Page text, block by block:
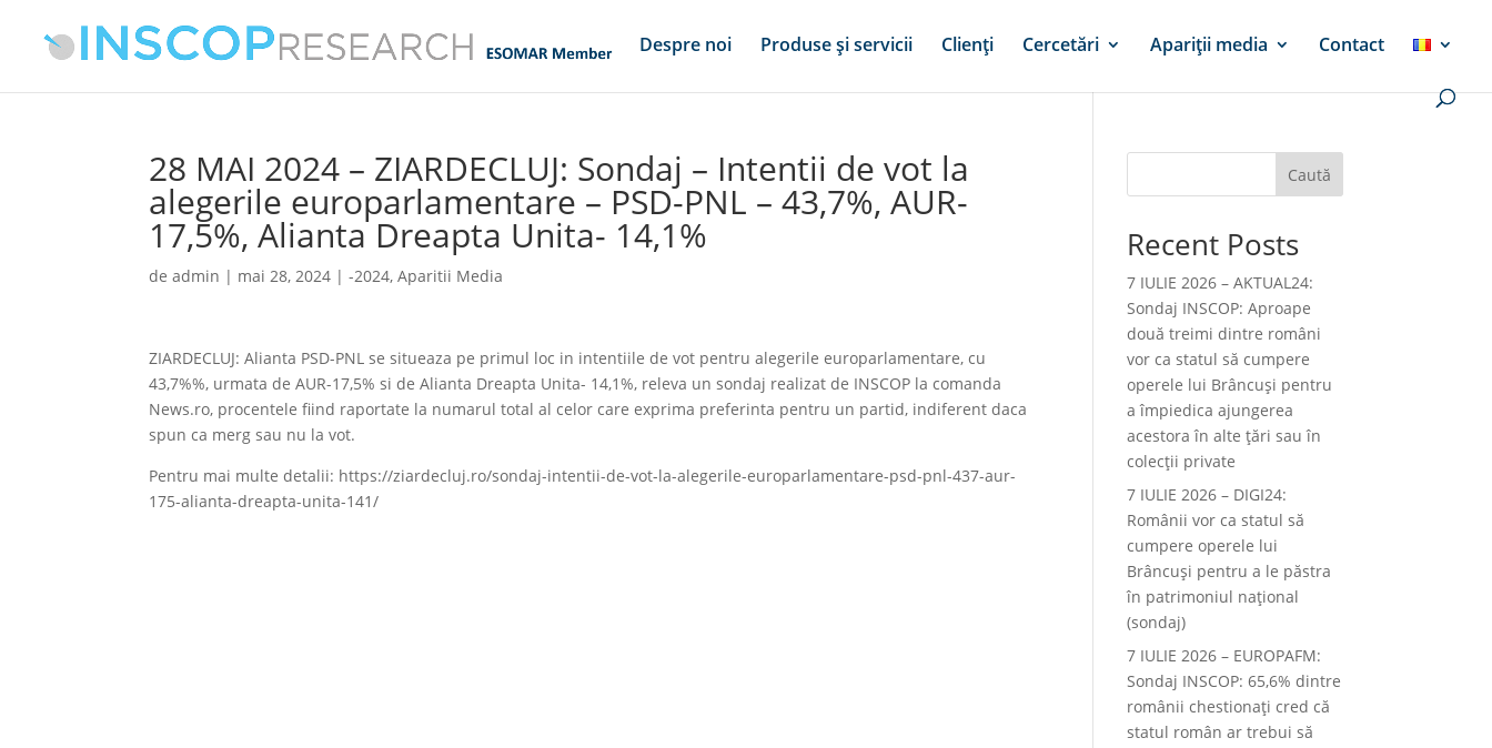
Despre noi Produse și servicii Clienți Cercetări Apariții media Contact
28 MAI 2024 – ZIARDECLUJ: Sondaj – Intentii de vot la
alegerile europarlamentare – PSD-PNL – 43,7%, AUR-
17,5%, Alianta Dreapta Unita- 14,1%
deadmin | mai 28, 2024 |-2024,Aparitii Media
ZIARDECLUJ: Alianta PSD-PNL se situeaza pe primul loc in intentiile de vot pentru alegerile europarlamentare, cu
43,7%%, urmata de AUR-17,5% si de Alianta Dreapta Unita- 14,1%, releva un sondaj realizat de INSCOP la comanda
News.ro, procentele fiind raportate la numarul total al celor care exprima preferinta pentru un partid, indiferent daca
spun ca merg sau nu la vot.
Pentru mai multe detalii: https://ziardecluj.ro/sondaj-intentii-de-vot-la-alegerile-europarlamentare-psd-pnl-437-aur-
175-alianta-dreapta-unita-141/
Caută
Recent Posts
7 IULIE 2026 – AKTUAL24:
Sondaj INSCOP: Aproape
două treimi dintre români
vor ca statul să cumpere
operele lui Brâncuşi pentru
a împiedica ajungerea
acestora în alte ţări sau în
colecţii private
7 IULIE 2026 – DIGI24:
Românii vor ca statul să
cumpere operele lui
Brâncuși pentru a le păstra
în patrimoniul național
(sondaj)
7 IULIE 2026 – EUROPAFM:
Sondaj INSCOP: 65,6% dintre
românii chestionați cred că
statul român ar trebui să